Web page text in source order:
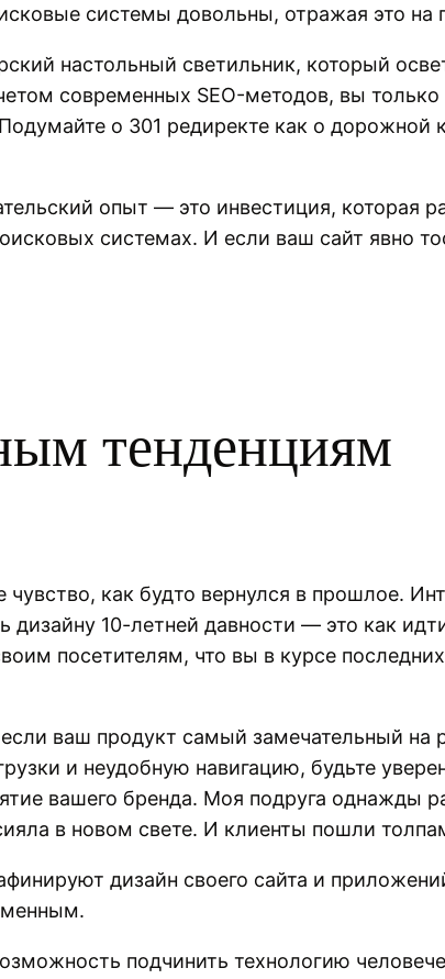
системы довольны, отражая это на
настольный светильник, который
современных SEO-методов, вы только
о 301 редиректе как о дорожной
опыт — это инвестиция, которая
системах. И если ваш сайт явно
тенденциям
как будто вернулся в прошлое.
дизайну 10-летней давности — это как
посетителям, что вы в курсе
ваш продукт самый замечательный на
и неудобную навигацию, будьте
вашего бренда. Моя подруга однажды
в новом свете. И клиенты пошли
дизайн своего сайта и
подчинить технологию